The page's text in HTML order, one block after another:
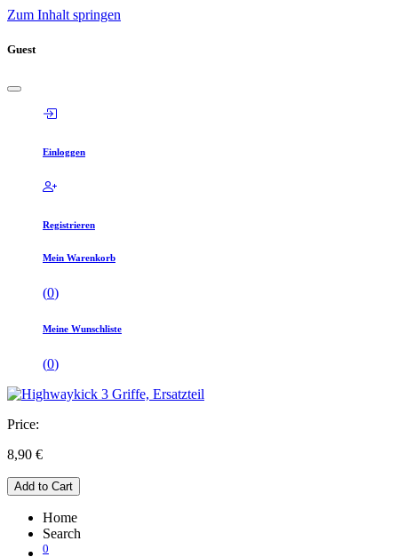
Zum Inhalt springen
Guest
Einloggen
Registrieren
Mein Warenkorb
(0)
Meine Wunschliste
(0)
Price:
8,90 €
Add to Cart
Home
Search
0